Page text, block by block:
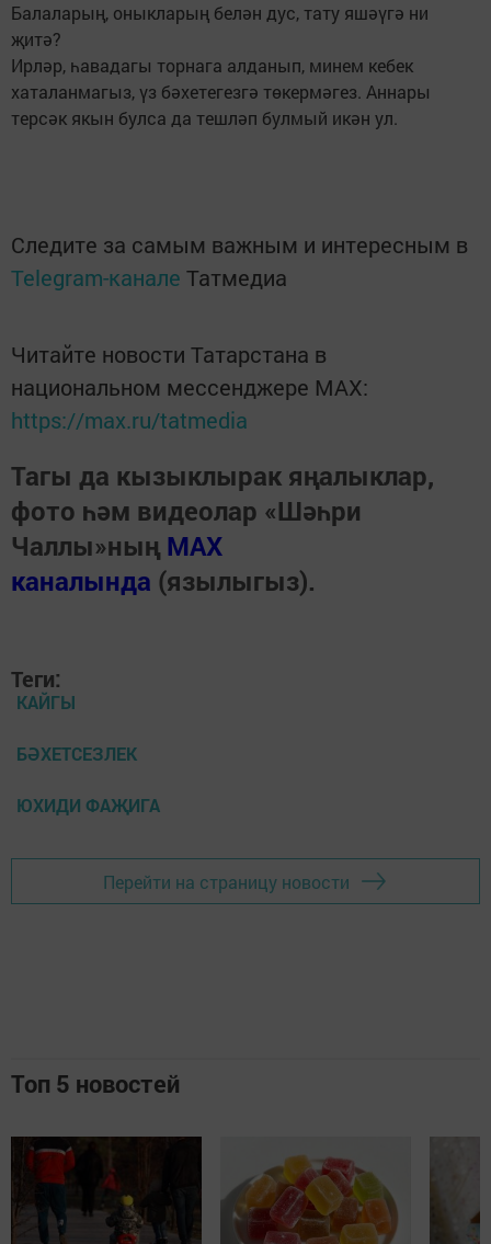
Балаларың, оныкларың белән дус, тату яшәүгә ни
җитә?
Ирләр, һавадагы торнага алданып, минем кебек
хаталанмагыз, үз бәхетегезгә төкермәгез. Аннары
терсәк якын булса да тешләп булмый икән ул.
Следите за самым важным и интересным в
Telegram-канале Татмедиа
Читайте новости Татарстана в
национальном мессенджере MАХ:
https://max.ru/tatmedia
Тагы да кызыклырак яңалыклар,
фото һәм видеолар «Шәһри
Чаллы»ның MAX
каналында (язылыгыз).
Теги:
КАЙГЫ
БӘХЕТСЕЗЛЕК
ЮХИДИ ФАҖИГА
Перейти на страницу новости
Топ 5 новостей